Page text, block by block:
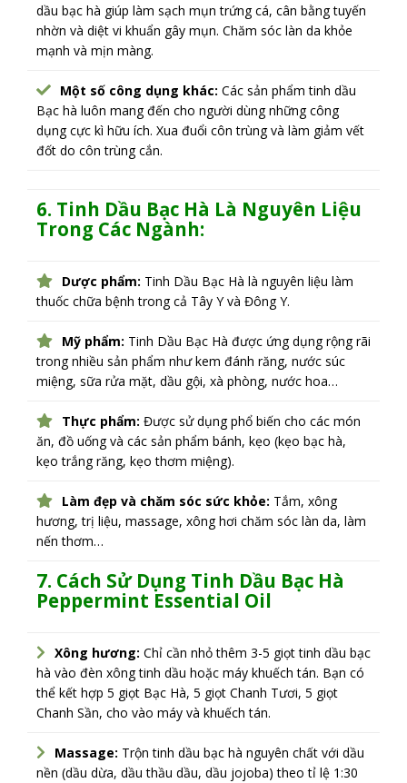
dầu bạc hà giúp làm sạch mụn trứng cá, cân bằng tuyến
nhờn và diệt vi khuẩn gây mụn. Chăm sóc làn da khỏe
mạnh và mịn màng.
Một số công dụng khác: Các sản phẩm tinh dầu
Bạc hà luôn mang đến cho người dùng những công
dụng cực kì hữu ích. Xua đuổi côn trùng và làm giảm vết
đốt do côn trùng cắn.
6. Tinh Dầu Bạc Hà Là Nguyên Liệu
Trong Các Ngành:
Dược phẩm: Tinh Dầu Bạc Hà là nguyên liệu làm
thuốc chữa bệnh trong cả Tây Y và Đông Y.
Mỹ phẩm: Tinh Dầu Bạc Hà được ứng dụng rộng rãi
trong nhiều sản phẩm như kem đánh răng, nước súc
miệng, sữa rửa mặt, dầu gội, xà phòng, nước hoa…
Thực phẩm: Được sử dụng phổ biến cho các món
ăn, đồ uống và các sản phẩm bánh, kẹo (kẹo bạc hà,
kẹo trắng răng, kẹo thơm miệng).
Làm đẹp và chăm sóc sức khỏe: Tắm, xông
hương, trị liệu, massage, xông hơi chăm sóc làn da, làm
nến thơm…
7. Cách Sử Dụng Tinh Dầu Bạc Hà
Peppermint Essential Oil
Xông hương: Chỉ cần nhỏ thêm 3-5 giọt tinh dầu bạc
hà vào đèn xông tinh dầu hoặc máy khuếch tán. Bạn có
thể kết hợp 5 giọt Bạc Hà, 5 giọt Chanh Tươi, 5 giọt
Chanh Sần, cho vào máy và khuếch tán.
Massage: Trộn tinh dầu bạc hà nguyên chất với dầu
nền (dầu dừa, dầu thầu dầu, dầu jojoba) theo tỉ lệ 1:30